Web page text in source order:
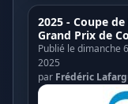
2025 - Coupe
Grand Prix de
Publié le dimanche
2025
par Frédéric